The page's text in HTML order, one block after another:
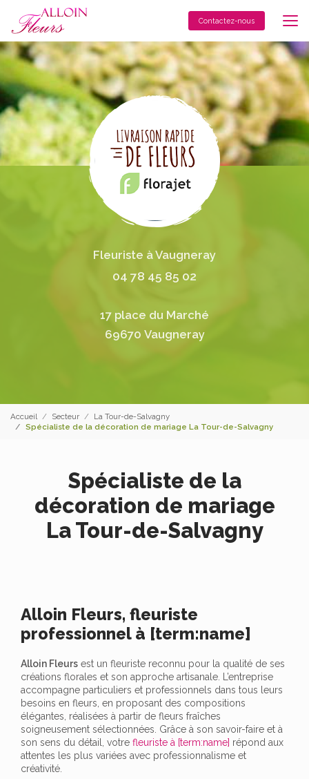
contenu
principal
Contactez-nous
Fleuriste à Vaugneray
04 78 45 85 02
17 place du Marché
69670 Vaugneray
Accueil Secteur
La Tour-de-Salvagny
Spécialiste de la décoration de mariage La Tour-de-Salvagny
Spécialiste de la
décoration de mariage
La Tour-de-Salvagny
Alloin Fleurs, fleuriste
professionnel à [term:name]
Alloin Fleurs est un fleuriste reconnu pour la qualité de ses
créations florales et son approche artisanale. L’entreprise
accompagne particuliers et professionnels dans tous leurs
besoins en fleurs, en proposant des compositions
élégantes, réalisées à partir de fleurs fraîches
soigneusement sélectionnées. Grâce à son savoir-faire et à
son sens du détail, votre fleuriste à [term:name] répond aux
attentes les plus variées avec professionnalisme et
créativité.